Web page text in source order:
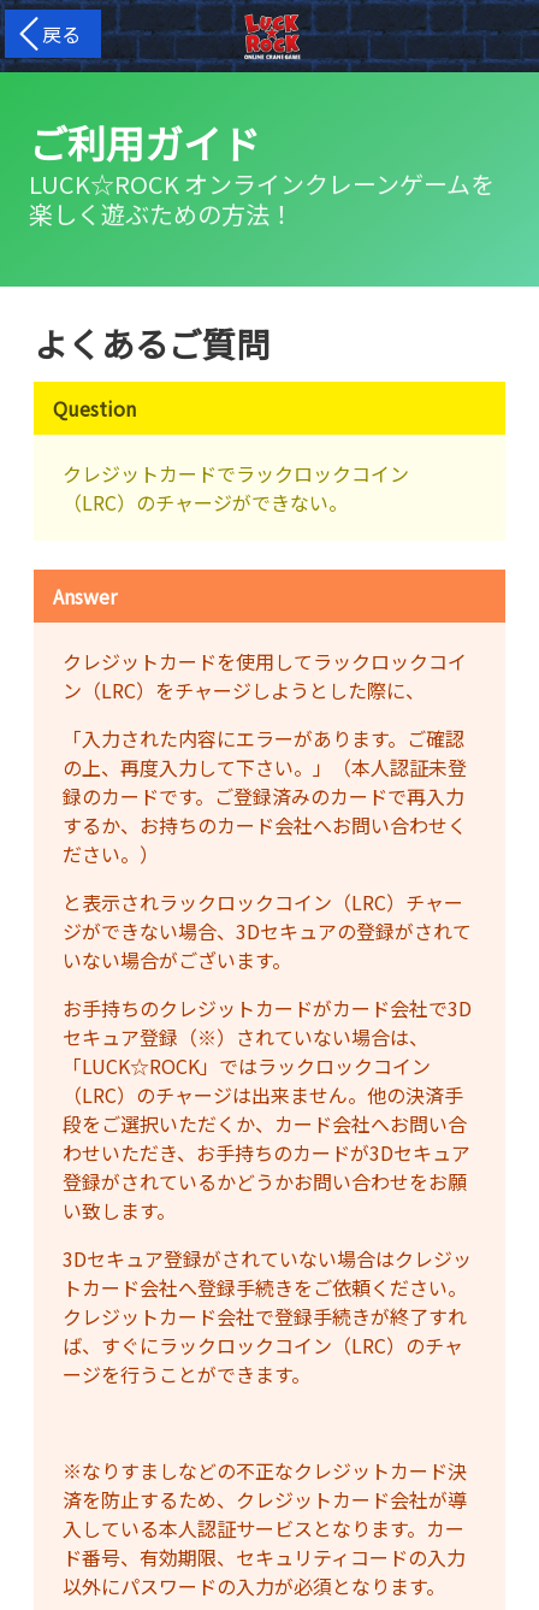
戻る
ご利用ガイド
LUCK☆ROCK オンラインクレーンゲームを
楽しく遊ぶための方法！
よくあるご質問
Question
クレジットカードでラックロックコイン
（LRC）のチャージができない。
Answer
クレジットカードを使用してラックロックコイ
ン（LRC）をチャージしようとした際に、
「入力された内容にエラーがあります。ご確認
の上、再度入力して下さい。」（本人認証未登
録のカードです。ご登録済みのカードで再入力
するか、お持ちのカード会社へお問い合わせく
ださい。）
と表示されラックロックコイン（LRC）チャー
ジができない場合、3Dセキュアの登録がされて
いない場合がございます。
お手持ちのクレジットカードがカード会社で3D
セキュア登録（※）されていない場合は、
「LUCK☆ROCK」ではラックロックコイン
（LRC）のチャージは出来ません。他の決済手
段をご選択いただくか、カード会社へお問い合
わせいただき、お手持ちのカードが3Dセキュア
登録がされているかどうかお問い合わせをお願
い致します。
3Dセキュア登録がされていない場合はクレジッ
トカード会社へ登録手続きをご依頼ください。
クレジットカード会社で登録手続きが終了すれ
ば、すぐにラックロックコイン（LRC）のチャ
ージを行うことができます。
※なりすましなどの不正なクレジットカード決
済を防止するため、クレジットカード会社が導
入している本人認証サービスとなります。カー
ド番号、有効期限、セキュリティコードの入力
以外にパスワードの入力が必須となります。